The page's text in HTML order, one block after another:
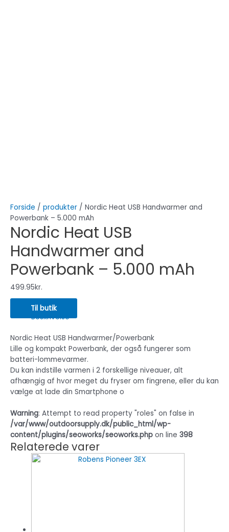
Forside / produkter / Nordic Heat USB Handwarmer and
Powerbank – 5.000 mAh
Nordic Heat USB
Handwarmer and
Powerbank – 5.000 mAh
499.95kr.
Til butik
Beskrivelse
Nordic Heat USB Handwarmer/Powerbank
Lille og kompakt Powerbank, der også fungerer som
batteri-lommevarmer.
Du kan indstille varmen i 2 forskellige niveauer, alt
afhængig af hvor meget du fryser om fingrene, eller du kan
vælge at lade din Smartphone o
Warning: Attempt to read property "roles" on false in
/var/www/outdoorsupply.dk/public_html/wp-
content/plugins/seoworks/seoworks.php on line 398
Relaterede varer